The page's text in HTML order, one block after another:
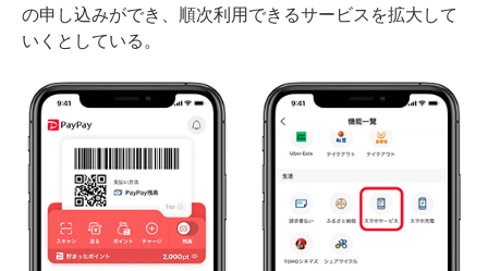
の申し込みができ、順次利用できるサービスを拡大して
いくとしている。